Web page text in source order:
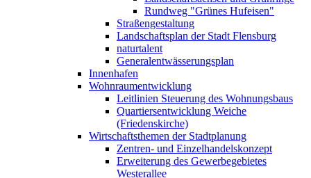
Rundweg "Grünes Hufeisen"
Straßengestaltung
Landschaftsplan der Stadt Flensburg
naturtalent
Generalentwässerungsplan
Innenhafen
Wohnraumentwicklung
Leitlinien Steuerung des Wohnungsbaus
Quartiersentwicklung Weiche
(Friedenskirche)
Wirtschaftsthemen der Stadtplanung
Zentren- und Einzelhandelskonzept
Erweiterung des Gewerbegebietes
Westerallee